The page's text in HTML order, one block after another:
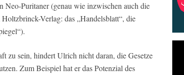
Neo-Puritaner (genau wie inzwischen auch die
Verlag: das „Handelsblatt“, die
zu sein, hindert Ulrich nicht daran, die Gesetze
Zum Beispiel hat er das Potenzial des